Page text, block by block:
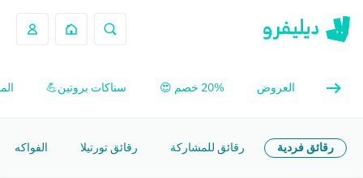
العروض 20% خصم 😍 سناكات بروتين💪
رقائق فردية رقائق للمشاركة رقائق تورتيلا الفواكه